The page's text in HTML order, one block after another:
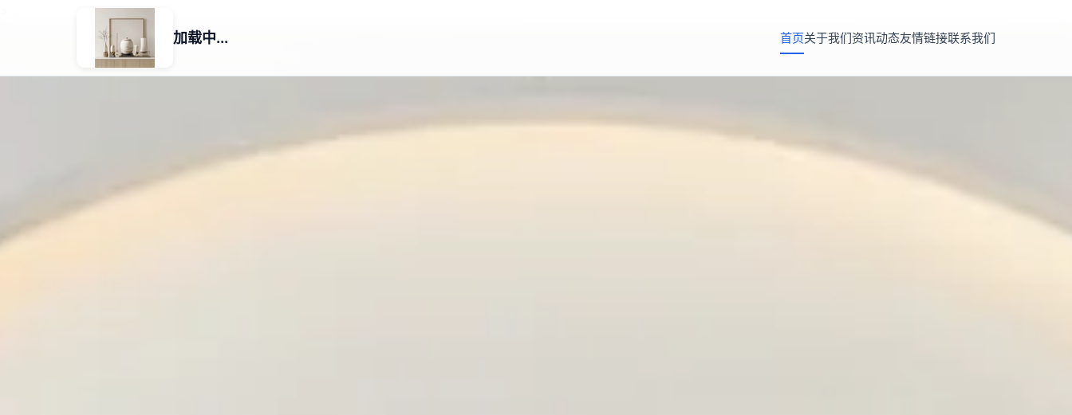
加载中... 首页关于我们资讯动态友情链接联系我们